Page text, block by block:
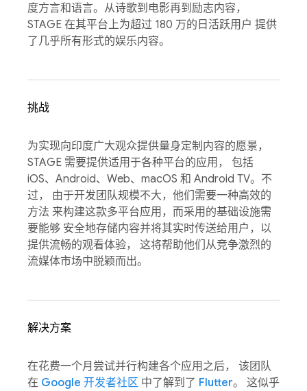
度方言和语言。从诗歌到电影再到励志内容，
STAGE 在其平台上为超过 180 万的日活跃用户 提供
了几乎所有形式的娱乐内容。
挑战
为实现向印度广大观众提供量身定制内容的愿景，
STAGE 需要提供适用于各种平台的应用， 包括
iOS、Android、Web、macOS 和 Android TV。不
过， 由于开发团队规模不大，他们需要一种高效的
方法 来构建这款多平台应用，而采用的基础设施需
要能够 安全地存储内容并将其实时传送给用户，以
提供流畅的观看体验， 这将帮助他们从竞争激烈的
流媒体市场中脱颖而出。
解决方案
在花费一个月尝试并行构建各个应用之后， 该团队
在 Google 开发者社区 中了解到了 Flutter。 这似乎